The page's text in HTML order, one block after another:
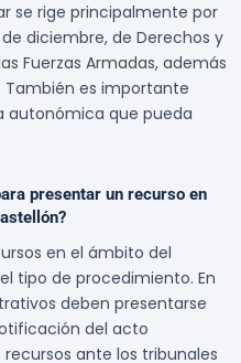
se rige principalmente por
diciembre, de Derechos y
Fuerzas Armadas, además
También es importante
autonómica que pueda
presentar un recurso en
en el ámbito del
tipo de procedimiento. En
deben presentarse
del acto
ante los tribunales